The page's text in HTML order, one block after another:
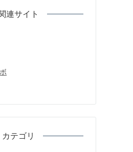
連サイト
カテゴリ